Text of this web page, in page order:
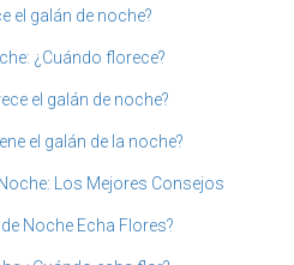
el galán de noche?
¿Cuándo florece?
el galán de noche?
el galán de la noche?
Los Mejores Consejos
Noche Echa Flores?